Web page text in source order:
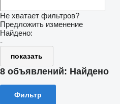
Не хватает фильтров?
Предложить изменение
Найдено:
-
показать
8 объявлений: Найдено
Фильтр